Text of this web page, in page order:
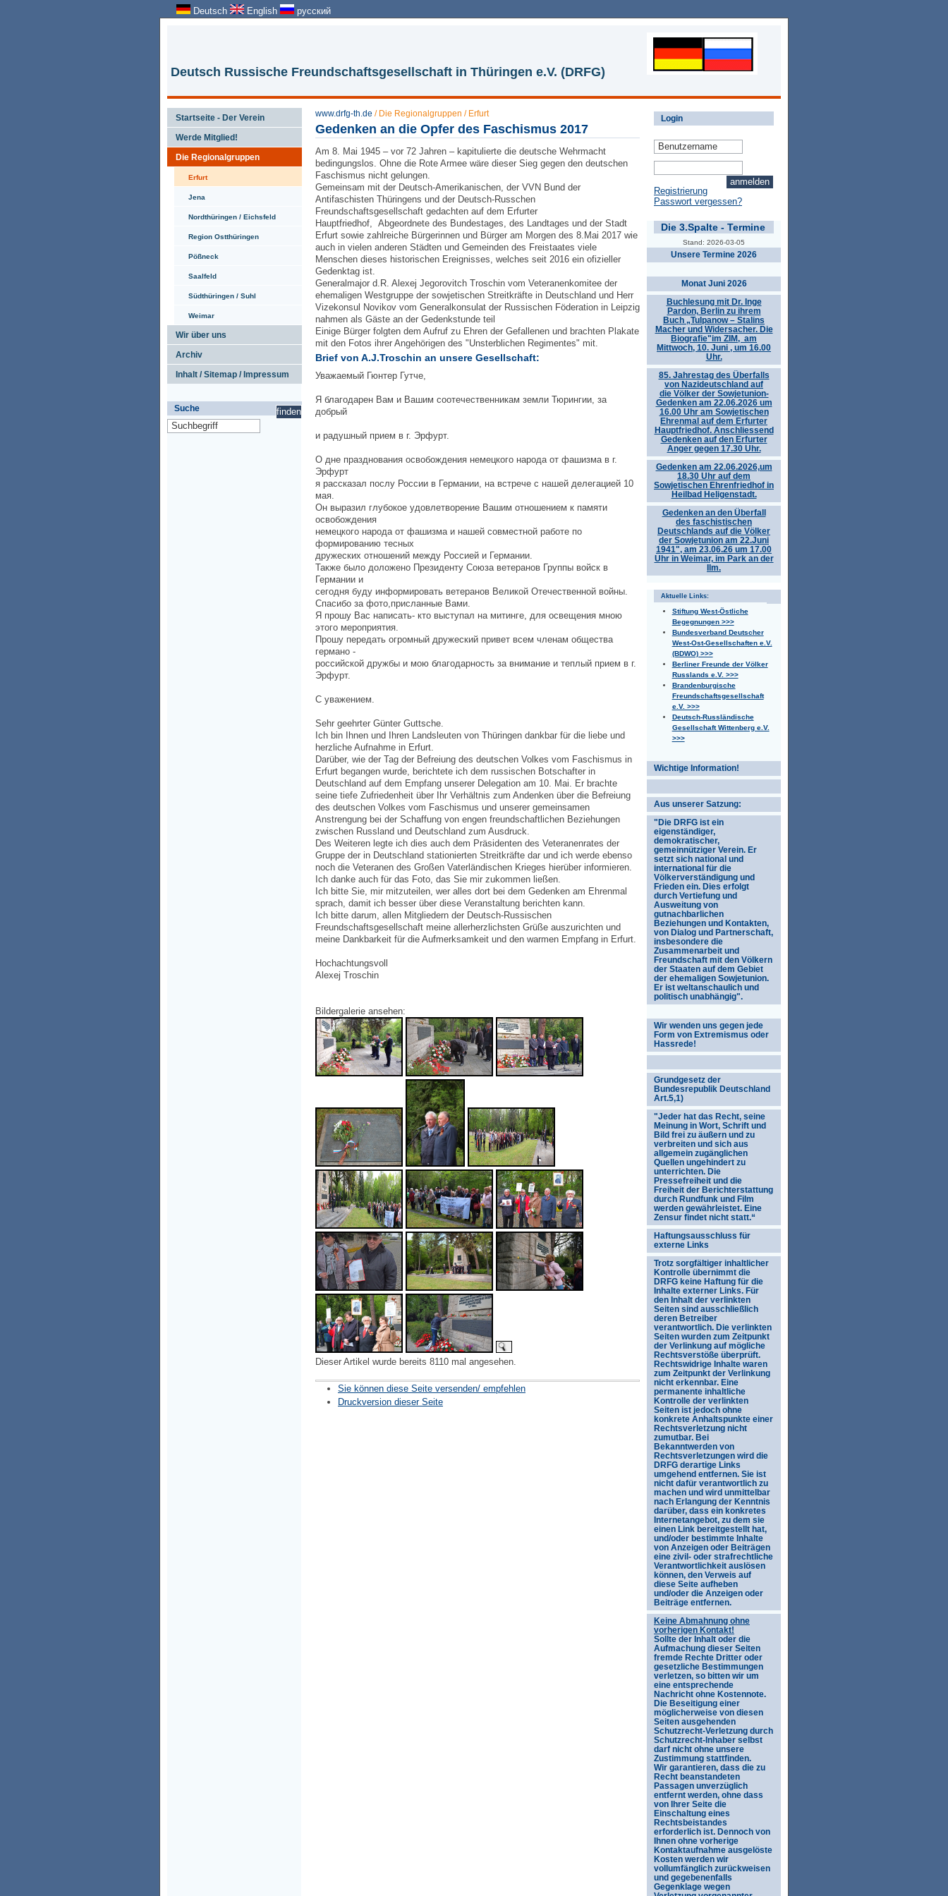
Deutsch English русский
Deutsch Russische Freundschaftsgesellschaft in Thüringen e.V. (DRFG)
Startseite - Der Verein
Werde Mitglied!
Die Regionalgruppen
Erfurt
Jena
Nordthüringen / Eichsfeld
Region Ostthüringen
Pößneck
Saalfeld
Südthüringen / Suhl
Weimar
Wir über uns
Archiv
Inhalt / Sitemap / Impressum
Suche
Login
Registrierung
Passwort vergessen?
Die 3.Spalte - Termine
Stand: 2026-03-05
Unsere Termine 2026
Monat Juni 2026
Buchlesung mit Dr. Inge
Pardon, Berlin zu ihrem
Buch „Tulpanow – Stalins
Macher und Widersacher. Die
Biografie"im ZIM, am
Mittwoch, 10. Juni , um 16.00
Uhr.
85. Jahrestag des Überfalls
von Nazideutschland auf
die Völker der Sowjetunion-
Gedenken am 22.06.2026 um
16.00 Uhr am Sowjetischen
Ehrenmal auf dem Erfurter
Hauptfriedhof. Anschliessend
Gedenken auf den Erfurter
Anger gegen 17.30 Uhr.
Gedenken am 22.06.2026,um
18.30 Uhr auf dem
Sowjetischen Ehrenfriedhof in
Heilbad Heligenstadt.
Gedenken an den Überfall
des faschistischen
Deutschlands auf die Völker
der Sowjetunion am 22.Juni
1941", am 23.06.26 um 17.00
Uhr in Weimar, im Park an der
Ilm.
Aktuelle Links:
Stiftung West-Östliche
Begegnungen >>>
Bundesverband Deutscher
West-Ost-Gesellschaften e.V.
(BDWO) >>>
Berliner Freunde der Völker
Russlands e.V. >>>
Brandenburgische
Freundschaftsgesellschaft
e.V. >>>
Deutsch-Russländische
Gesellschaft Wittenberg e.V.
>>>
Wichtige Information!
Aus unserer Satzung:
"Die DRFG ist ein
eigenständiger,
demokratischer,
gemeinnütziger Verein. Er
setzt sich national und
international für die
Völkerverständigung und
Frieden ein. Dies erfolgt
durch Vertiefung und
Ausweitung von
gutnachbarlichen
Beziehungen und Kontakten,
von Dialog und Partnerschaft,
insbesondere die
Zusammenarbeit und
Freundschaft mit den Völkern
der Staaten auf dem Gebiet
der ehemaligen Sowjetunion.
Er ist weltanschaulich und
politisch unabhängig".
Wir wenden uns gegen jede
Form von Extremismus oder
Hassrede!
Grundgesetz der
Bundesrepublik Deutschland
Art.5,1)
"Jeder hat das Recht, seine
Meinung in Wort, Schrift und
Bild frei zu äußern und zu
verbreiten und sich aus
allgemein zugänglichen
Quellen ungehindert zu
unterrichten. Die
Pressefreiheit und die
Freiheit der Berichterstattung
durch Rundfunk und Film
werden gewährleistet. Eine
Zensur findet nicht statt.“
Haftungsausschluss für
externe Links
Trotz sorgfältiger inhaltlicher
Kontrolle übernimmt die
DRFG keine Haftung für die
Inhalte externer Links. Für
den Inhalt der verlinkten
Seiten sind ausschließlich
deren Betreiber
verantwortlich. Die verlinkten
Seiten wurden zum Zeitpunkt
der Verlinkung auf mögliche
Rechtsverstöße überprüft.
Rechtswidrige Inhalte waren
zum Zeitpunkt der Verlinkung
nicht erkennbar. Eine
permanente inhaltliche
Kontrolle der verlinkten
Seiten ist jedoch ohne
konkrete Anhaltspunkte einer
Rechtsverletzung nicht
zumutbar. Bei
Bekanntwerden von
Rechtsverletzungen wird die
DRFG derartige Links
umgehend entfernen. Sie ist
nicht dafür verantwortlich zu
machen und wird unmittelbar
nach Erlangung der Kenntnis
darüber, dass ein konkretes
Internetangebot, zu dem sie
einen Link bereitgestellt hat,
und/oder bestimmte Inhalte
von Anzeigen oder Beiträgen
eine zivil- oder strafrechtliche
Verantwortlichkeit auslösen
können, den Verweis auf
diese Seite aufheben
und/oder die Anzeigen oder
Beiträge entfernen.
Keine Abmahnung ohne
vorherigen Kontakt!
Sollte der Inhalt oder die
Aufmachung dieser Seiten
fremde Rechte Dritter oder
gesetzliche Bestimmungen
verletzen, so bitten wir um
eine entsprechende
Nachricht ohne Kostennote.
Die Beseitigung einer
möglicherweise von diesen
Seiten ausgehenden
Schutzrecht-Verletzung durch
Schutzrecht-Inhaber selbst
darf nicht ohne unsere
Zustimmung stattfinden.
Wir garantieren, dass die zu
Recht beanstandeten
Passagen unverzüglich
entfernt werden, ohne dass
von Ihrer Seite die
Einschaltung eines
Rechtsbeistandes
erforderlich ist. Dennoch von
Ihnen ohne vorherige
Kontaktaufnahme ausgelöste
Kosten werden wir
vollumfänglich zurückweisen
und gegebenenfalls
Gegenklage wegen
www.drfg-th.de / Die Regionalgruppen / Erfurt
Gedenken an die Opfer des Faschismus 2017
Am 8. Mai 1945 – vor 72 Jahren – kapitulierte die deutsche Wehrmacht
bedingungslos. Ohne die Rote Armee wäre dieser Sieg gegen den deutschen
Faschismus nicht gelungen.
Gemeinsam mit der Deutsch-Amerikanischen, der VVN Bund der
Antifaschisten Thüringens und der Deutsch-Russchen
Freundschaftsgesellschaft gedachten auf dem Erfurter
Hauptfriedhof, Abgeordnete des Bundestages, des Landtages und der Stadt
Erfurt sowie zahlreiche Bürgerinnen und Bürger am Morgen des 8.Mai 2017 wie
auch in vielen anderen Städten und Gemeinden des Freistaates viele
Menschen dieses historischen Ereignisses, welches seit 2016 ein ofizieller
Gedenktag ist.
Generalmajor d.R. Alexej Jegorovitch Troschin vom Veteranenkomitee der
ehemaligen Westgruppe der sowjetischen Streitkräfte in Deutschland und Herr
Vizekonsul Novikov vom Generalkonsulat der Russischen Föderation in Leipzig
nahmen als Gäste an der Gedenkstunde teil
Einige Bürger folgten dem Aufruf zu Ehren der Gefallenen und brachten Plakate
mit den Fotos ihrer Angehörigen des "Unsterblichen Regimentes" mit.
Brief von A.J.Troschin an unsere Gesellschaft:
Уважаемый Гюнтер Гутче,
Я благодарен Вам и Вашим соотечественникам земли Тюрингии, за
добрый
и радушный прием в г. Эрфурт.
О дне празднования освобождения немецкого народа от фашизма в г.
Эрфурт
я рассказал послу России в Германии, на встрече с нашей делегацией 10
мая.
Он выразил глубокое удовлетворение Вашим отношением к памяти
освобождения
немецкого народа от фашизма и нашей совместной работе по
формированию тесных
дружеских отношений между Россией и Германии.
Также было доложено Президенту Союза ветеранов Группы войск в
Германии и
сегодня буду информировать ветеранов Великой Отечественной войны.
Спасибо за фото,присланные Вами.
Я прошу Вас написать- кто выступал на митинге, для освещения мною
этого мероприятия.
Прошу передать огромный дружеский привет всем членам общества
германо -
российской дружбы и мою благодарность за внимание и теплый прием в г.
Эрфурт.
С уважением.
Sehr geehrter Günter Guttsche.
Ich bin Ihnen und Ihren Landsleuten von Thüringen dankbar für die liebe und
herzliche Aufnahme in Erfurt.
Darüber, wie der Tag der Befreiung des deutschen Volkes vom Faschismus in
Erfurt begangen wurde, berichtete ich dem russischen Botschafter in
Deutschland auf dem Empfang unserer Delegation am 10. Mai. Er brachte
seine tiefe Zufriedenheit über Ihr Verhältnis zum Andenken über die Befreiung
des deutschen Volkes vom Faschismus und unserer gemeinsamen
Anstrengung bei der Schaffung von engen freundschaftlichen Beziehungen
zwischen Russland und Deutschland zum Ausdruck.
Des Weiteren legte ich dies auch dem Präsidenten des Veteranenrates der
Gruppe der in Deutschland stationierten Streitkräfte dar und ich werde ebenso
noch die Veteranen des Großen Vaterländischen Krieges hierüber informieren.
Ich danke auch für das Foto, das Sie mir zukommen ließen.
Ich bitte Sie, mir mitzuteilen, wer alles dort bei dem Gedenken am Ehrenmal
sprach, damit ich besser über diese Veranstaltung berichten kann.
Ich bitte darum, allen Mitgliedern der Deutsch-Russischen
Freundschaftsgesellschaft meine allerherzlichsten Grüße auszurichten und
meine Dankbarkeit für die Aufmerksamkeit und den warmen Empfang in Erfurt.
Hochachtungsvoll
Alexej Troschin
Bildergalerie ansehen:
Dieser Artikel wurde bereits 8110 mal angesehen.
Sie können diese Seite versenden/ empfehlen
Druckversion dieser Seite